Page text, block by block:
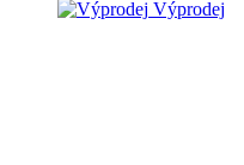
Výprodej